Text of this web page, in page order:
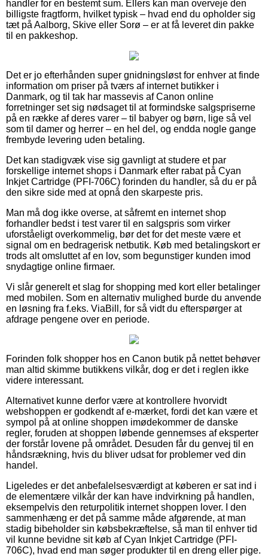
handler for en bestemt sum. Ellers kan man overveje den
billigste fragtform, hvilket typisk – hvad end du opholder sig
tæt på Aalborg, Skive eller Sorø – er at få leveret din pakke
til en pakkeshop.
Det er jo efterhånden super gnidningsløst for enhver at finde
information om priser på tværs af internet butikker i
Danmark, og til tak har massevis af Canon online
forretninger set sig nødsaget til at formindske salgspriserne
på en række af deres varer – til babyer og børn, lige så vel
som til damer og herrer – en hel del, og endda nogle gange
frembyde levering uden betaling.
Det kan stadigvæk vise sig gavnligt at studere et par
forskellige internet shops i Danmark efter rabat på Cyan
Inkjet Cartridge (PFI-706C) forinden du handler, så du er på
den sikre side med at opnå den skarpeste pris.
Man må dog ikke overse, at såfremt en internet shop
forhandler bedst i test varer til en salgspris som virker
uforståeligt overkommelig, bør det for det meste være et
signal om en bedragerisk netbutik. Køb med betalingskort er
trods alt omsluttet af en lov, som begunstiger kunden imod
snydagtige online firmaer.
Vi slår generelt et slag for shopping med kort eller betalinger
med mobilen. Som en alternativ mulighed burde du anvende
en løsning fra f.eks. ViaBill, for så vidt du efterspørger at
afdrage pengene over en periode.
Forinden folk shopper hos en Canon butik på nettet behøver
man altid skimme butikkens vilkår, dog er det i reglen ikke
videre interessant.
Alternativet kunne derfor være at kontrollere hvorvidt
webshoppen er godkendt af e-mærket, fordi det kan være et
sympol på at online shoppen imødekommer de danske
regler, foruden at shoppen løbende gennemses af eksperter
der forstår lovene på området. Desuden får du genvej til en
håndsrækning, hvis du bliver udsat for problemer ved din
handel.
Ligeledes er det anbefalelsesværdigt at køberen er sat ind i
de elementære vilkår der kan have indvirkning på handlen,
eksempelvis den returpolitik internet shoppen lover. I den
sammenhæng er det på samme måde afgørende, at man
stadig bibeholder sin købsbekræftelse, så man til enhver tid
vil kunne bevidne sit køb af Cyan Inkjet Cartridge (PFI-
706C), hvad end man søger produkter til en dreng eller pige.